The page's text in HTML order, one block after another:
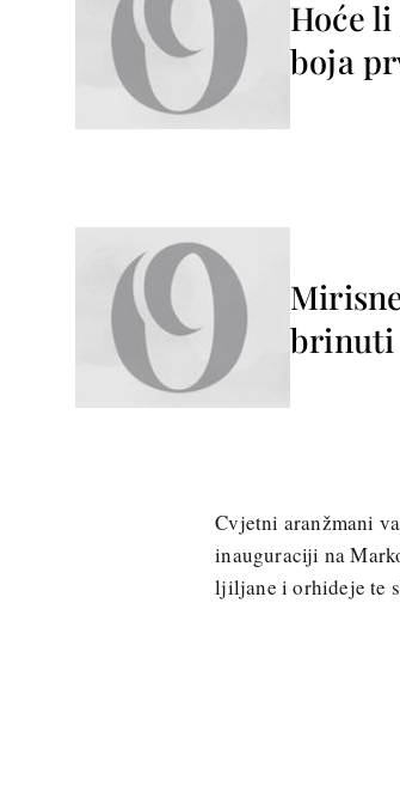
Hoće
boja
brinuti
Cvjetni aranžmani
inauguraciji na
ljiljane i orhideje te